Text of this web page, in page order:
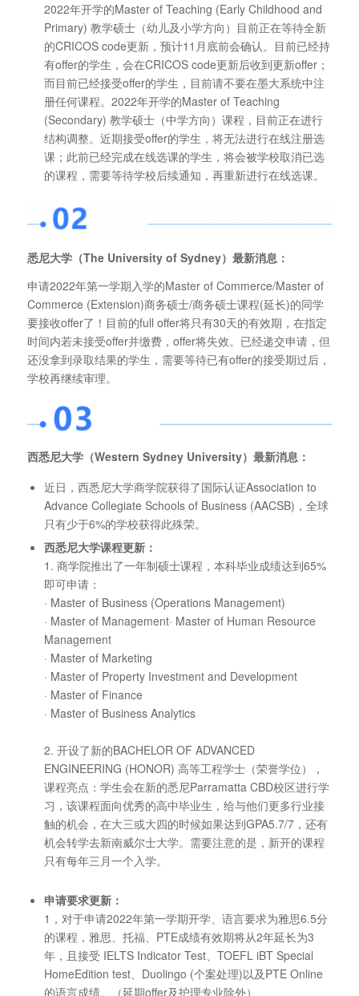
2022年开学的Master of Teaching (Early Childhood and
Primary) 教学硕士（幼儿及小学方向）目前正在等待全新
的CRICOS code更新，预计11月底前会确认。目前已经持
有offer的学生，会在CRICOS code更新后收到更新offer；
而目前已经接受offer的学生，目前请不要在墨大系统中注
册任何课程。2022年开学的Master of Teaching
(Secondary) 教学硕士（中学方向）课程，目前正在进行
结构调整。近期接受offer的学生，将无法进行在线注册选
课；此前已经完成在线选课的学生，将会被学校取消已选
的课程，需要等待学校后续通知，再重新进行在线选课。
悉尼大学（The University of Sydney）最新消息：
申请2022年第一学期入学的Master of Commerce/Master of
Commerce (Extension)商务硕士/商务硕士课程(延长)的同学
要接收offer了！目前的full offer将只有30天的有效期，在指定
时间内若未接受offer并缴费，offer将失效。已经递交申请，但
还没拿到录取结果的学生，需要等待已有offer的接受期过后，
学校再继续审理。
西悉尼大学（Western Sydney University）最新消息：
近日，西悉尼大学商学院获得了国际认证Association to
Advance Collegiate Schools of Business (AACSB)，全球
只有少于6%的学校获得此殊荣。
西悉尼大学课程更新：
1. 商学院推出了一年制硕士课程，本科毕业成绩达到65%
即可申请：
· Master of Business (Operations Management)
· Master of Management· Master of Human Resource
Management
· Master of Marketing
· Master of Property Investment and Development
· Master of Finance
· Master of Business Analytics
2. 开设了新的BACHELOR OF ADVANCED
ENGINEERING (HONOR) 高等工程学士（荣誉学位），
课程亮点：学生会在新的悉尼Parramatta CBD校区进行学
习，该课程面向优秀的高中毕业生，给与他们更多行业接
触的机会，在大三或大四的时候如果达到GPA5.7/7，还有
机会转学去新南威尔士大学。需要注意的是，新开的课程
只有每年三月一个入学。
申请要求更新：
1，对于申请2022年第一学期开学、语言要求为雅思6.5分
的课程，雅思、托福、PTE成绩有效期将从2年延长为3
年，且接受 IELTS Indicator Test、TOEFL iBT Special
HomeEdition test、Duolingo (个案处理)以及PTE Online
的语言成绩。（延期offer及护理专业除外）